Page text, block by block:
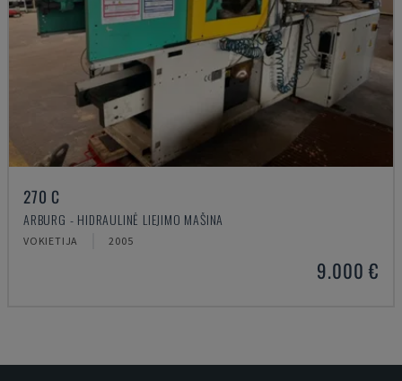
270 C
ARBURG - HIDRAULINĖ LIEJIMO MAŠINA
VOKIETIJA 2005
9.000 €